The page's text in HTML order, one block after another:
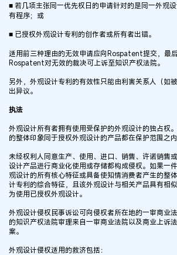
■ 若几项主张同一优先权日的申请针对的是同一外观
有程序；或
■ 已授权外观设计专利的创作者或所有者出错。
适用前三种理由的无效申请应向Rospatent提交，最
Rospatent对无效的裁决可上诉至知识产权法院。
另外，外观设计专利的有效性只能由利害关系人（如
出异议。
执法
外观设计所有者拥有使用受保护的外观设计的独占权
的整体印象同于授权外观设计的产品都在保护范围之内
未经权利人同意生产、使用、进口、销售、许诺销售
设计产品进行商业化使用或存储都构成侵权。如果一
观设计的所有核心特征或具备使知情消费者产生的整
计专利的综合特征，且该外观设计与相关产品具有相
为使用已授权外观设计。
外观设计侵权民事诉讼可向侵权者所在地的一审商业
的知识产权法院审理来自一审商业法院以及商业上诉
案。
外观设计侵权适用的救济包括：